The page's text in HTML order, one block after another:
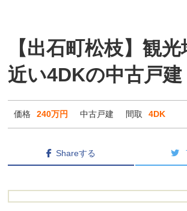
【出石町松枝】観
近い4DKの中古戸建
価格 240万円 中古戸建 間取 4DK
Shareする